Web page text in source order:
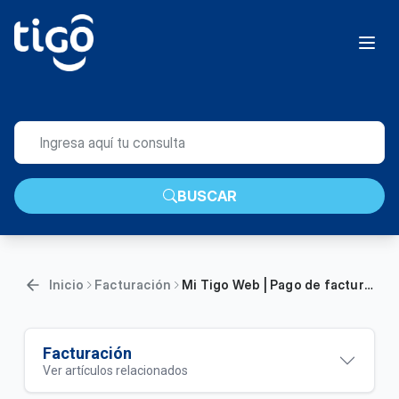
BUSCAR
Inicio Facturación Mi Tigo Web | Pago de factura, compra de Paquetes y Recarga anónima
Facturación
Ver artículos relacionados